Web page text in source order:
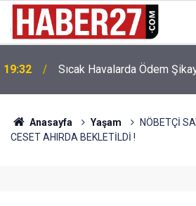
19:32 Sıcak Havalarda Ödem
Anasayfa Yaşam
NÖBETÇİ
CESET AHIRDA BEKLETİLDİ !